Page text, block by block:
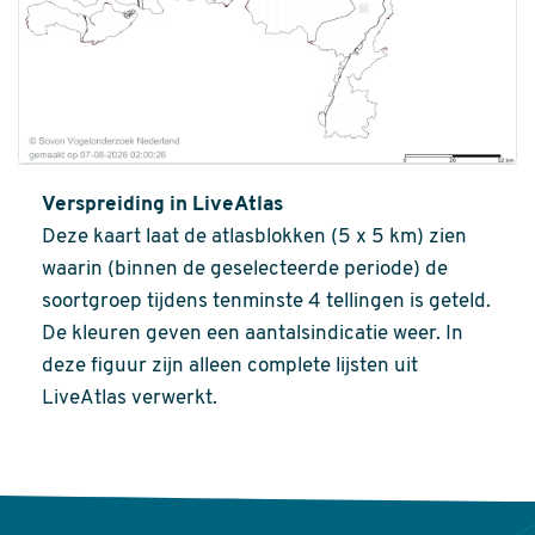
Verspreiding in LiveAtlas
Deze kaart laat de atlasblokken (5 x 5 km) zien
waarin (binnen de geselecteerde periode) de
soortgroep tijdens tenminste 4 tellingen is geteld.
De kleuren geven een aantalsindicatie weer. In
deze figuur zijn alleen complete lijsten uit
LiveAtlas verwerkt.